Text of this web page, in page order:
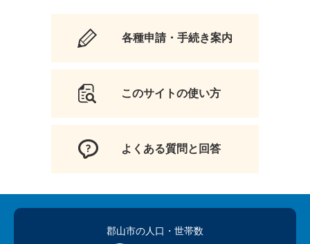
各種申請・手続き案内
このサイトの使い方
よくある質問と回答
郡山市の人口 ・世帯数